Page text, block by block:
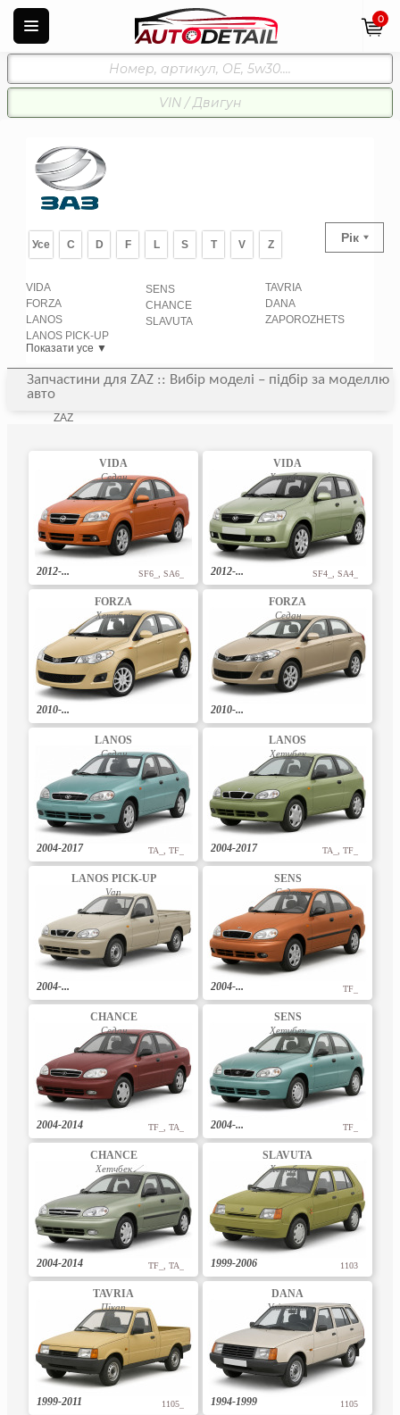
0
Усе C D F L S T V Z Рік
VIDA
FORZA
LANOS
LANOS PICK-UP
SENS
CHANCE
SLAVUTA
TAVRIA
DANA
ZAPOROZHETS
Показати усе ▼
Запчастини для ZAZ :: Вибір моделі – підбір за моделлю
авто
ZAZ
VIDA
Седан
2012-... SF6_, SA6_
VIDA
Хетчбек
2012-... SF4_, SA4_
FORZA
Хетчбек
2010-...
FORZA
Седан
2010-...
LANOS
Седан
2004-2017 TA_, TF_
LANOS
Хетчбек
2004-2017 TA_, TF_
LANOS PICK-UP
Van
2004-...
SENS
Седан
2004-... TF_
CHANCE
Седан
2004-2014 TF_, TA_
SENS
Хетчбек
2004-... TF_
CHANCE
Хетчбек
2004-2014 TF_, TA_
SLAVUTA
Хетчбек
1999-2006 1103
TAVRIA
Пікап
1999-2011 1105_
DANA
Універсал
1994-1999 1105